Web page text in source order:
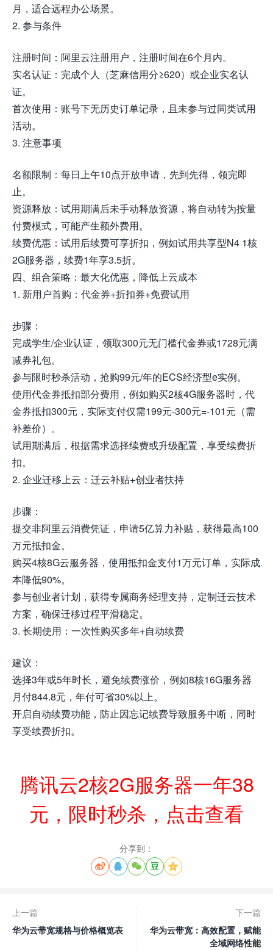
月，适合远程办公场景。
2. 参与条件
注册时间：阿里云注册用户，注册时间在6个月内。
实名认证：完成个人（芝麻信用分≥620）或企业实名认
证。
首次使用：账号下无历史订单记录，且未参与过同类试用
活动。
3. 注意事项
名额限制：每日上午10点开放申请，先到先得，领完即
止。
资源释放：试用期满后未手动释放资源，将自动转为按量
付费模式，可能产生额外费用。
续费优惠：试用后续费可享折扣，例如试用共享型N4 1核
2G服务器，续费1年享3.5折。
四、组合策略：最大化优惠，降低上云成本
1. 新用户首购：代金券+折扣券+免费试用
步骤：
完成学生/企业认证，领取300元无门槛代金券或1728元满
减券礼包。
参与限时秒杀活动，抢购99元/年的ECS经济型e实例。
使用代金券抵扣部分费用，例如购买2核4G服务器时，代
金券抵扣300元，实际支付仅需199元-300元=-101元（需
补差价）。
试用期满后，根据需求选择续费或升级配置，享受续费折
扣。
2. 企业迁移上云：迁云补贴+创业者扶持
步骤：
提交非阿里云消费凭证，申请5亿算力补贴，获得最高100
万元抵扣金。
购买4核8G云服务器，使用抵扣金支付1万元订单，实际成
本降低90%。
参与创业者计划，获得专属商务经理支持，定制迁云技术
方案，确保迁移过程平滑稳定。
3. 长期使用：一次性购买多年+自动续费
建议：
选择3年或5年时长，避免续费涨价，例如8核16G服务器
月付844.8元，年付可省30%以上。
开启自动续费功能，防止因忘记续费导致服务中断，同时
享受续费折扣。
腾讯云2核2G服务器一年38
元，限时秒杀，点击查看
分享到：
    
上一篇
华为云带宽规格与价格概览表
下一篇
华为云带宽：高效配置，赋能
全域网络性能